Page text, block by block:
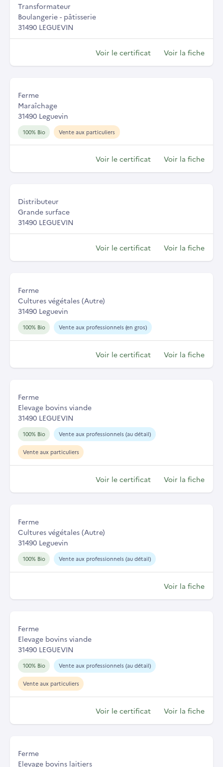
Transformateur
Boulangerie - pâtisserie
31490 LEGUEVIN
Voir le certificat Voir la fiche
Ferme
Maraîchage
31490 Leguevin
100% Bio Vente aux particuliers
Voir le certificat Voir la fiche
Distributeur
Grande surface
31490 LEGUEVIN
Voir le certificat Voir la fiche
Ferme
Cultures végétales (Autre)
31490 Leguevin
100% Bio Vente aux professionnels (en gros)
Voir le certificat Voir la fiche
Ferme
Elevage bovins viande
31490 LEGUEVIN
100% Bio Vente aux professionnels (au détail)
Vente aux particuliers
Voir le certificat Voir la fiche
Ferme
Cultures végétales (Autre)
31490 Leguevin
100% Bio Vente aux professionnels (au détail)
Voir la fiche
Ferme
Elevage bovins viande
31490 LEGUEVIN
100% Bio Vente aux professionnels (au détail)
Vente aux particuliers
Voir le certificat Voir la fiche
Ferme
Elevage bovins laitiers